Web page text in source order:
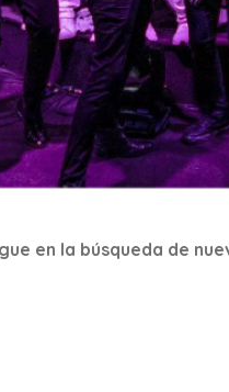
en la búsqueda de